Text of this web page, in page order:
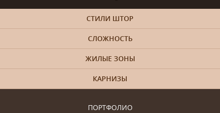
ПОРТФОЛИО
СТИЛИ ШТОР
СЛОЖНОСТЬ
ЖИЛЫЕ ЗОНЫ
КАРНИЗЫ